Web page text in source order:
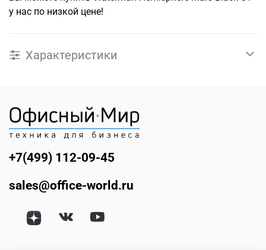
у нас по низкой цене!
Характеристики
+7(499) 112-09-45
sales@office-world.ru